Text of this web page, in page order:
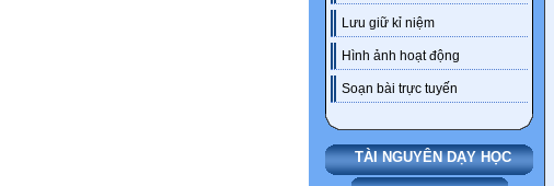
Lưu giữ kỉ niệm
Hình ảnh hoạt động
Soạn bài trực tuyến
TÀI NGUYÊN DẠY HỌC